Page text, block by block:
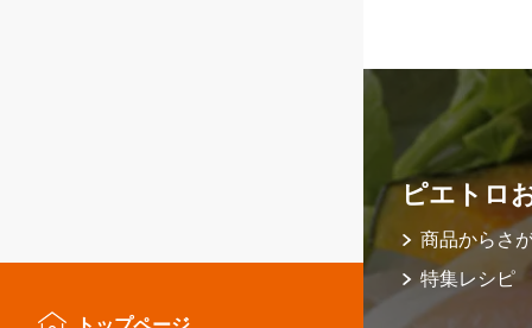
ピエトロ
商品からさ
特集レシピ